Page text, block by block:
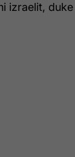
izraelit, duke